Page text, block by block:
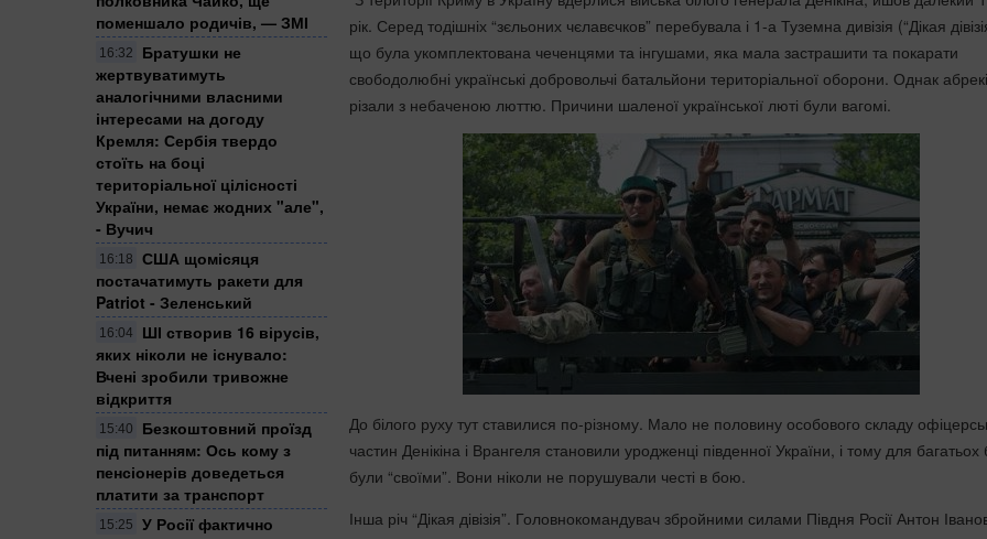
поменшало родичів, — ЗМІ
16:32
Братушки не
жертвуватимуть
аналогічними власними
інтересами на догоду
Кремля: Сербія твердо
стоїть на боці
територіальної цілісності
України, немає жодних "але",
- Вучич
16:18
США щомісяця
постачатимуть ракети для
Patriot - Зеленський
16:04
ШІ створив 16 вірусів,
яких ніколи не існувало:
Вчені зробили тривожне
відкриття
15:40
Безкоштовний проїзд
під питанням: Ось кому з
пенсіонерів доведеться
платити за транспорт
15:25
У Росії фактично
рік. Серед тодішніх “зєльоних чєлавєчков” перебувала і 1-а Туземна дивізія (“Дікая
що була укомплектована чеченцями та інгушами, яка мала застрашити та покарати
свободолюбні українські добровольчі батальйони територіальної оборони. Однак
різали з небаченою люттю. Причини шаленої української люті були вагомі.
До білого руху тут ставилися по-різному. Мало не половину особового складу
частин Денікіна і Врангеля становили уродженці південної України, і тому для багатьох
були “своїми”. Вони ніколи не порушували честі в бою.
Інша річ “Дікая дівізія”. Головнокомандувач збройними силами Півдня Росії Антон